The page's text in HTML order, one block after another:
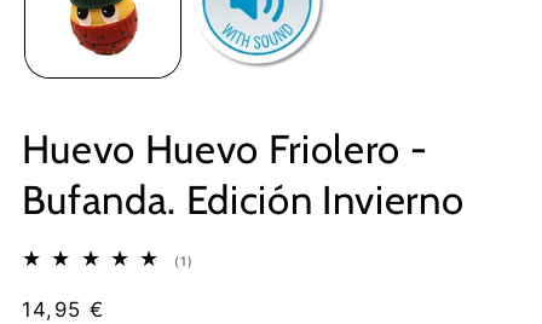
Huevo Huevo Friolero -
Bufanda. Edición Invierno
(1)
Precio
14,95 €